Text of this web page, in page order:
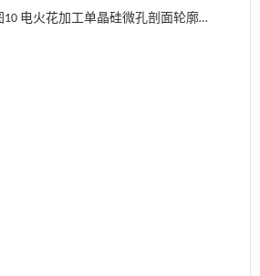
10 电火花加工单晶硅微孔剖面轮廓和
貌